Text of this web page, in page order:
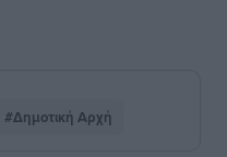
#Δημοτική Αρχή